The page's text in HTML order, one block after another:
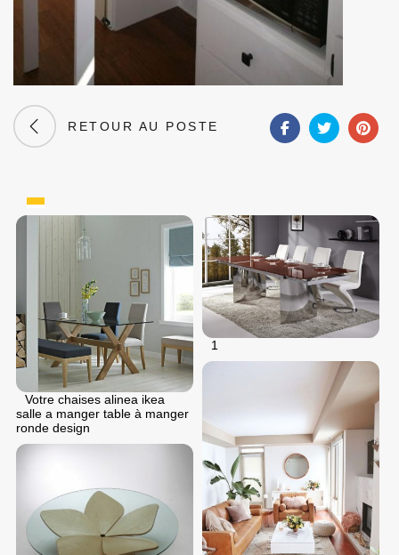
RETOUR AU POSTE
Votre chaises alinea ikea
salle a manger table à manger
ronde design
1